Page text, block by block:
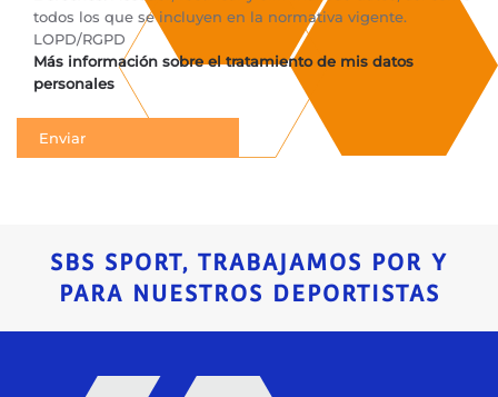
todos los que se incluyen en la normativa vigente.
LOPD/RGPD
Más información sobre el tratamiento de mis datos
personales
SBS SPORT, TRABAJAMOS POR Y
PARA NUESTROS DEPORTISTAS